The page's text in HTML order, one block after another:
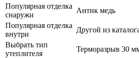
Популярная отделка
снаружи
Антик медь
Популярная отделка
внутри
Другой из
Выбрать тип
утеплителя
Терморазрыв 30